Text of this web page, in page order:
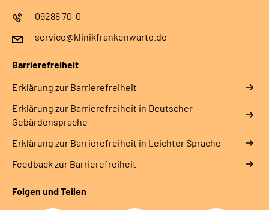
09288 70-0
service@klinikfrankenwarte.de
Barrierefreiheit
Erklärung zur Barrierefreiheit
Erklärung zur Barrierefreiheit in Deutscher
Gebärdensprache
Erklärung zur Barrierefreiheit in Leichter Sprache
Feedback zur Barrierefreiheit
Folgen und Teilen